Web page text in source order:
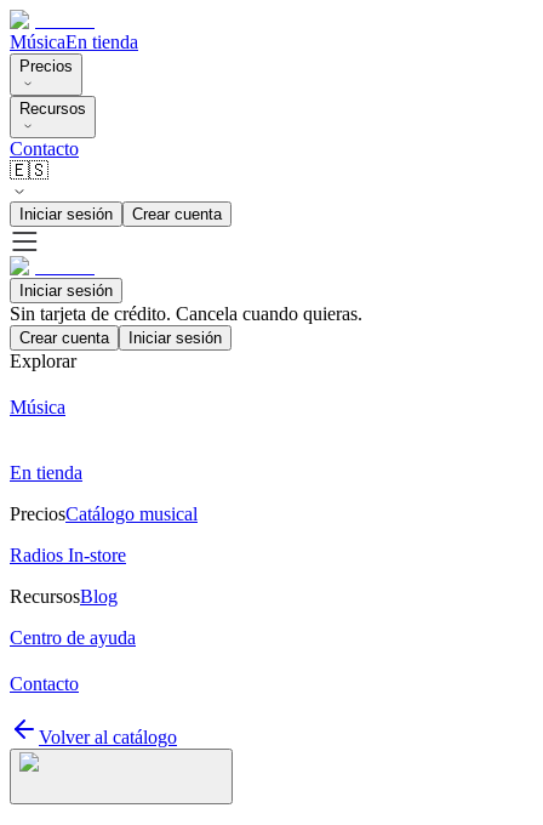
MúsicaEn tienda
Precios
Recursos
Contacto
🇪🇸
Iniciar sesión Crear cuenta
Iniciar sesión
Sin tarjeta de crédito. Cancela cuando quieras.
Crear cuenta Iniciar sesión
Explorar
Música
En tienda
PreciosCatálogo musical
Radios In-store
RecursosBlog
Centro de ayuda
Contacto
Volver al catálogo